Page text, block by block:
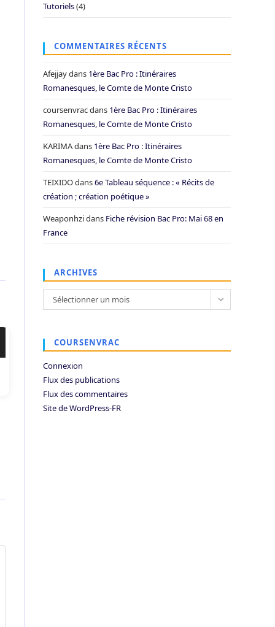
Tutoriels(4)
COMMENTAIRES RÉCENTS
Afejjaydans 1ère Bac Pro : Itinéraires
Romanesques, le Comte de Monte Cristo
coursenvracdans 1ère Bac Pro : Itinéraires
Romanesques, le Comte de Monte Cristo
KARIMAdans 1ère Bac Pro : Itinéraires
Romanesques, le Comte de Monte Cristo
TEIXIDOdans6e Tableau séquence : « Récits de
création ; création poétique »
Weaponhzidans Fiche révision Bac Pro: Mai 68 en
France
ARCHIVES
Archives
Sélectionner un mois
COURSENVRAC
Connexion
Flux des publications
Flux des commentaires
Site de WordPress-FR